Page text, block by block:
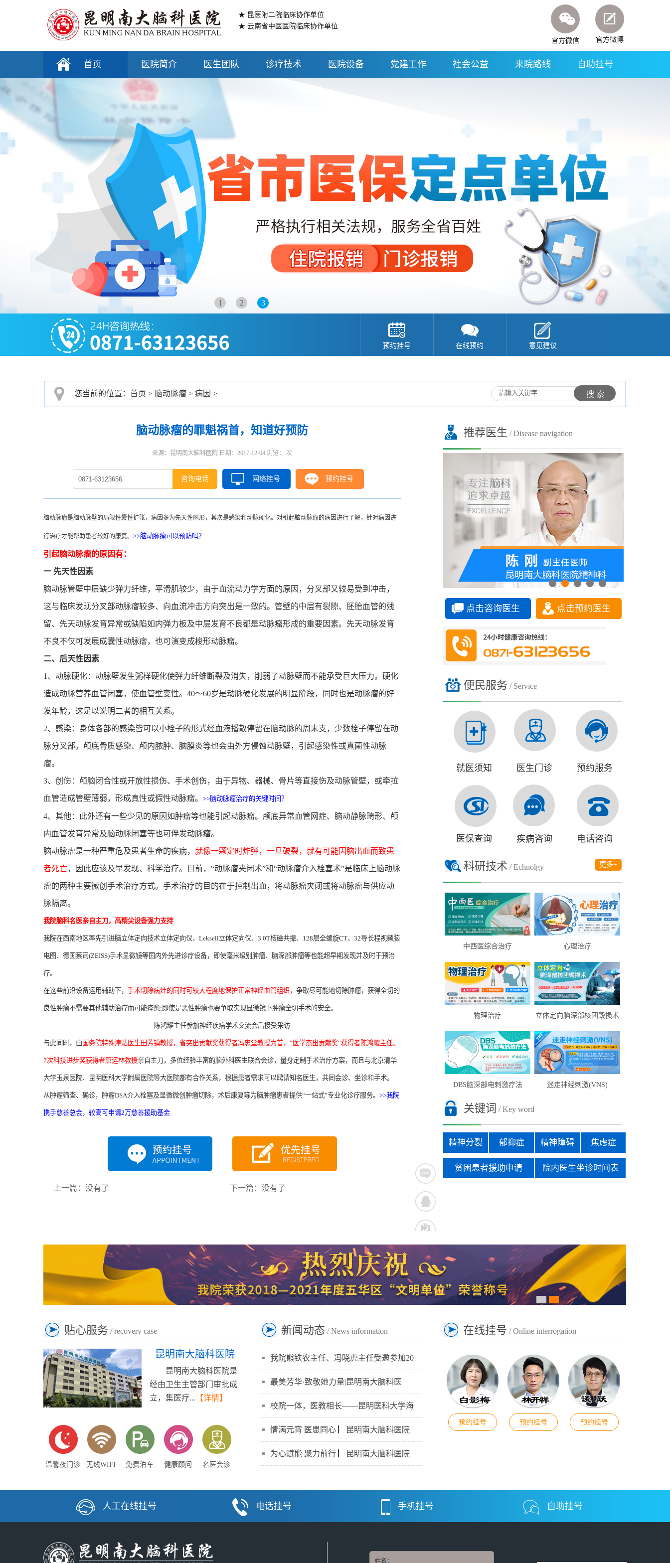
★ 昆医附二院临床协作单位
★ 云南省中医医院临床协作单位
官方微博
官方微信
首页 医院简介 医生团队 诊疗技术 医院设备 党建工作 社会公益 来院路线 自助挂号
1 2 3
预约挂号 在线预约 意见建议
您当前的位置： 首页 > 脑动脉瘤 > 病因 >
脑动脉瘤的罪魁祸首，知道好预防
来源：昆明南大脑科医院 日期：2017-12-04 浏览： 次
咨询电话 网络挂号 预约挂号
脑动脉瘤是脑动脉壁的局限性囊性扩张，病因多为先天性畸形，其次是感染和动脉硬化。对引起脑动脉瘤的病因进行了解，针对病因进
行治疗才能帮助患者较好的康复。 >>脑动脉瘤可以预防吗？
引起脑动脉瘤的原因有：
一 先天性因素
脑动脉管壁中层缺少弹力纤维，平滑肌较少，由于血流动力学方面的原因，分叉部又较易受到冲击，
这与临床发现分叉部动脉瘤较多、向血流冲击方向突出是一致的。管壁的中层有裂隙、胚胎血管的残
留、先天动脉发育异常或缺陷如内弹力板及中层发育不良都是动脉瘤形成的重要因素。先天动脉发育
不良不仅可发展成囊性动脉瘤，也可演变成梭形动脉瘤。
二、后天性因素
1、动脉硬化：动脉壁发生粥样硬化使弹力纤维断裂及消失，削弱了动脉壁而不能承受巨大压力。硬化
造成动脉营养血管闭塞，使血管壁变性。40～60岁是动脉硬化发展的明显阶段，同时也是动脉瘤的好
发年龄，这足以说明二者的相互关系。
2、感染：身体各部的感染皆可以小栓子的形式经血液播散停留在脑动脉的周末支，少数栓子停留在动
脉分叉部。颅底骨质感染、颅内脓肿、脑膜炎等也会由外方侵蚀动脉壁，引起感染性或真菌性动脉
瘤。
3、创伤：颅脑闭合性或开放性损伤、手术创伤，由于异物、器械、骨片等直接伤及动脉管壁，或牵拉
血管造成管壁薄弱，形成真性或假性动脉瘤。 >>脑动脉瘤治疗的关键时间 ？
4、其他：此外还有一些少见的原因如肿瘤等也能引起动脉瘤。颅底异常血管网症、脑动静脉畸形、颅
内血管发育异常及脑动脉闭塞等也可伴发动脉瘤。
脑动脉瘤是一种严重危及患者生命的疾病， 就像一颗定时炸弹，一旦破裂，就有可能因脑出血而致患
者死亡，因此应该及早发现、科学治疗。目前，“动脉瘤夹闭术”和“动脉瘤介入栓塞术”是临床上脑动脉
瘤的两种主要微创手术治疗方式。手术治疗的目的在于控制出血，将动脉瘤夹闭或将动脉瘤与供应动
脉隔离。
我院脑科名医亲自主刀，高精尖设备强力支持
我院在西南地区率先引进脑立体定向技术立体定向仪、Leksell立体定向仪、3.0T核磁共振、128层全螺旋CT、32导长程视频脑
电图、德国蔡司(ZEISS)手术显微镜等国内外先进诊疗设备，即使毫米级别肿瘤、脑深部肿瘤等也能超早期发现并及时干预治
疗。
在这些前沿设备运用辅助下， 手术切除病灶的同时可较大程度地保护正常神经血管组织 ，争取尽可能地切除肿瘤，获得全切的
良性肿瘤不需要其他辅助治疗而可能痊愈;即使是恶性肿瘤也要争取实现显微镜下肿瘤全切手术的安全。
陈鸿耀主任参加神经疾病学术交流会后接受采访
与此同时，由 国务院特殊津贴医生田芳镇教授，省突出贡献奖获得者冯忠堂教授为首，“医学杰出贡献奖”获得者陈鸿耀主任、
7次科技进步奖获得者唐运林教授亲自主刀，多位经验丰富的脑外科医生联合会诊，量身定制手术治疗方案，而且与北京清华
大学玉泉医院、昆明医科大学附属医院等大医院都有合作关系，根据患者需求可以聘请知名医生，共同会诊、坐诊和手术。
从肿瘤筛查、确诊，肿瘤DSA介入栓塞及显微微创肿瘤切除，术后康复等为脑肿瘤患者提供“一站式”专业化诊疗服务。 >>我院
携手慈善总会，较高可申请2万慈善援助基金
上一篇：没有了 下一篇：没有了
推荐医生 / Disease navigation
点击咨询医生 点击预约医生
便民服务 / Service
就医须知 医生门诊 预约服务
医保查询 疾病咨询 电话咨询
科研技术 / Echnolgy 更多+
中西医综合治疗 心理治疗
物理治疗 立体定向脑深部核团毁损术
DBS脑深部电刺激疗法 迷走神经刺激(VNS)
关键词 / Key word
精神分裂 郁抑症 精神障碍 焦虑症
贫困患者援助申请 院内医生坐诊时间表
贴心服务 / recovery case
昆明南大脑科医院
昆明南大脑科医院是
经由卫生主管部门审批成
立，集医疗... 【详情】
温馨夜门诊 无线WIFI 免费泊车 健康顾问 名医会诊
新闻动态 / News information
我院熊铁农主任、冯晓虎主任受邀参加20
最美芳华·致敬她力量|昆明南大脑科医
校院一体，医教相长——昆明医科大学海
情满元宵 医患同心 ▏昆明南大脑科医院
为心赋能 聚力前行 ▏昆明南大脑科医院
在线挂号 / Online interrogation
预约挂号 预约挂号 预约挂号
人工在线挂号 电话挂号 手机挂号 自助挂号